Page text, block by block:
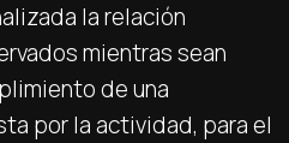
la relación
mientras sean
de una
por la actividad, para el